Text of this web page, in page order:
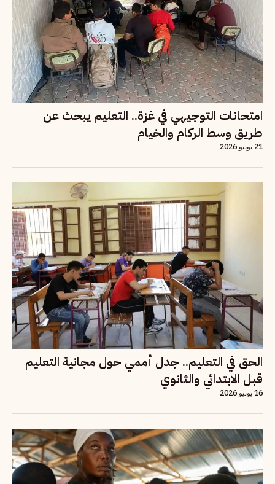
امتحانات التوجيهي في غزة.. التعليم يبحث عن
طريق وسط الركام والخيام
21 يونيو 2026
الحق في التعليم.. جدل أممي حول مجانية التعليم
قبل الابتدائي والثانوي
16 يونيو 2026